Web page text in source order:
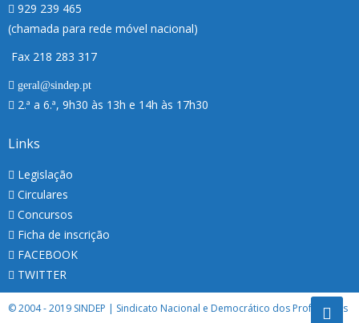
929 239 465
(chamada para rede móvel nacional)
Fax 218 283 317
geral@sindep.pt
2.ª a 6.ª, 9h30 às 13h e 14h às 17h30
Links
Legislação
Circulares
Concursos
Ficha de inscrição
FACEBOOK
TWITTER
© 2004 - 2019 SINDEP | Sindicato Nacional e Democrático dos Professores